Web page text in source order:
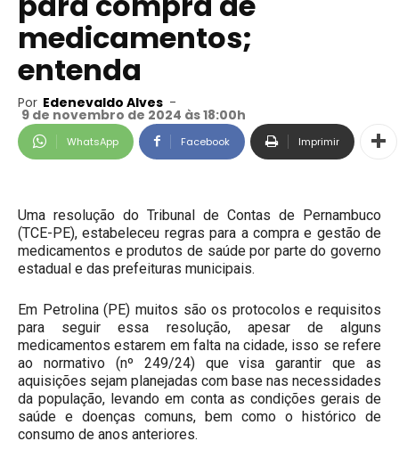
medicamentos;
entenda
Por Edenevaldo Alves -
9 de novembro de 2024 às 18:00h
WhatsApp Facebook Imprimir
Uma resolução do Tribunal de Contas de Pernambuco
(TCE-PE), estabeleceu regras para a compra e gestão de
medicamentos e produtos de saúde por parte do governo
estadual e das prefeituras municipais.
Em Petrolina (PE) muitos são os protocolos e requisitos
para seguir essa resolução, apesar de alguns
medicamentos estarem em falta na cidade, isso se refere
ao normativo (nº 249/24)que visa garantir que as
aquisições sejam planejadas com base nas necessidades
da população, levando em conta as condições gerais de
saúde e doenças comuns, bem como o histórico de
consumo de anos anteriores.